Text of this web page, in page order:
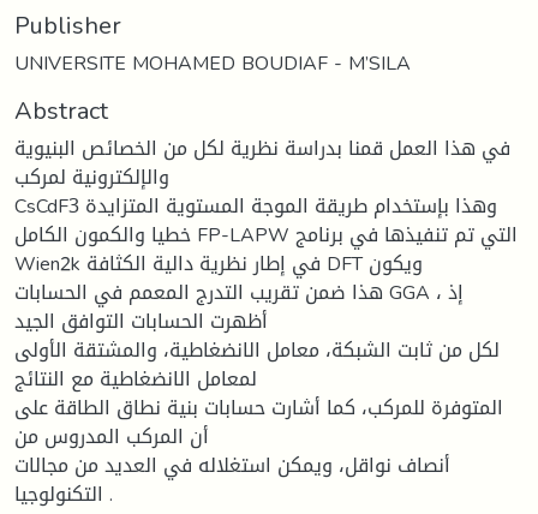
Publisher
UNIVERSITE MOHAMED BOUDIAF - M’SILA
Abstract
في هذا العمل قمنا بدراسة نظرية لكل من الخصائص البنيوية
والإلكترونية لمركب
CsCdF3 وهذا بإستخدام طريقة الموجة المستوية المتزايدة
خطيا والكمون الكامل FP-LAPW التي تم تنفيذها في برنامج
Wien2k في إطار نظرية دالية الكثافة DFT ويكون
هذا ضمن تقريب التدرج المعمم في الحسابات GGA ، إذ
أظهرت الحسابات التوافق الجيد
لكل من ثابت الشبكة، معامل الانضغاطية، والمشتقة الأولى
لمعامل الانضغاطية مع النتائج
المتوفرة للمركب، كما أشارت حسابات بنية نطاق الطاقة على
أن المركب المدروس من
أنصاف نواقل، ويمكن استغلاله في العديد من مجالات
التكنولوجيا .